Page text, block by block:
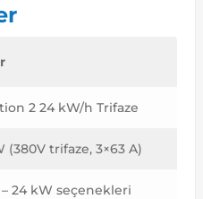
2 24 kW/h Trifaze
(380V trifaze, 3×63 A)
24 kW seçenekleri